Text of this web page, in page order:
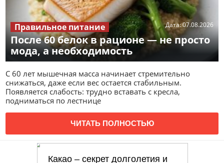
После 60 белок в рационе — не просто
мода, а необходимость
Дата:07.08.2026
Правильное питание
С 60 лет мышечная масса начинает стремительно
снижаться, даже если вес остается стабильным.
Появляется слабость: трудно вставать с кресла,
подниматься по лестнице
ЧИТАТЬ ПОЛНОСТЬЮ